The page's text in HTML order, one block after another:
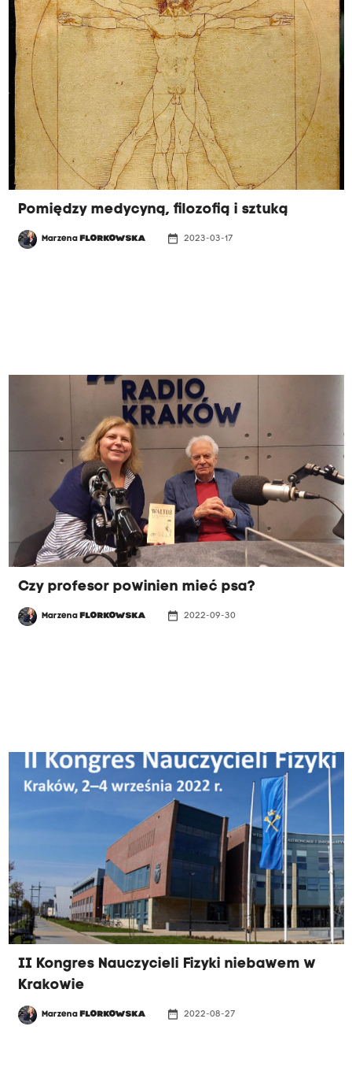
Pomiędzy medycyną, filozofią i sztuką
Marzena FLORKOWSKA date_range 2023-03-17
Czy profesor powinien mieć psa?
Marzena FLORKOWSKA date_range 2022-09-30
II Kongres Nauczycieli Fizyki niebawem w
Krakowie
Marzena FLORKOWSKA date_range 2022-08-27